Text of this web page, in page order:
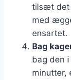
tilsæt det
med
ensartet.
Bag
bag den
minutter,